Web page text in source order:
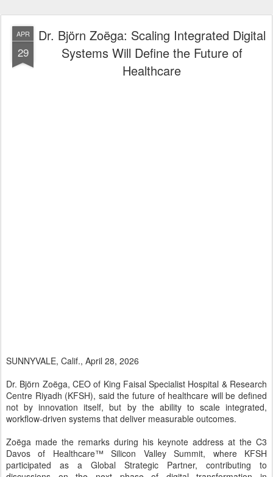
APR
29
Dr. Björn Zoëga: Scaling Integrated Digital
Systems Will Define the Future of
Healthcare
Zoëga made the remarks during his keynote address at the C3
participated as a Global Strategic Partner, contributing to
discussions on the next phase of digital transformation in
healthcare.
has shifted from developing new technologies to operationalizing
them at scale, noting that meaningful transformation depends on
embedding digital solutions directly into clinical workflows rather